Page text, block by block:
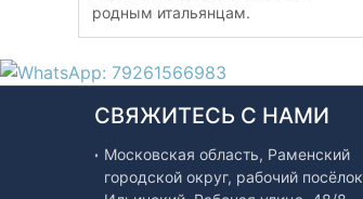
родным итальянцам.
СВЯЖИТЕСЬ С НАМИ
Московская область, Раменский
городской округ, рабочий посёлок